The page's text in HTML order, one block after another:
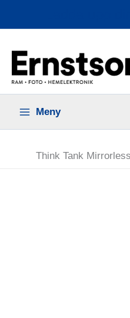
Meny
Think Tank